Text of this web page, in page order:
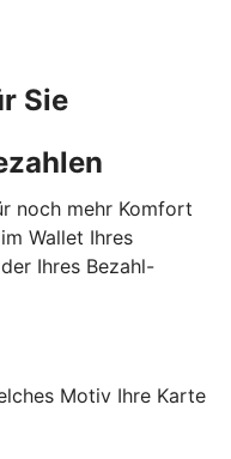
Sie
noch mehr Komfort
Wallet Ihres
Ihres Bezahl-
Motiv Ihre Karte